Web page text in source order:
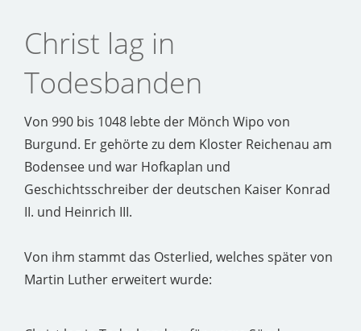
Christ lag in
Todesbanden
Von 990 bis 1048 lebte der Mönch Wipo von
Burgund. Er gehörte zu dem Kloster Reichenau am
Bodensee und war Hofkaplan und
Geschichtsschreiber der deutschen Kaiser Konrad
II. und Heinrich III.
Von ihm stammt das Osterlied, welches später von
Martin Luther erweitert wurde: